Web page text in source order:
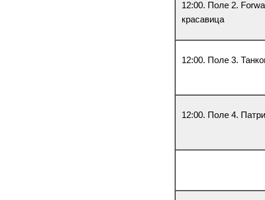
12:00. Поле 2.
красавица
12:00. Поле 3.
12:00. Поле 4.